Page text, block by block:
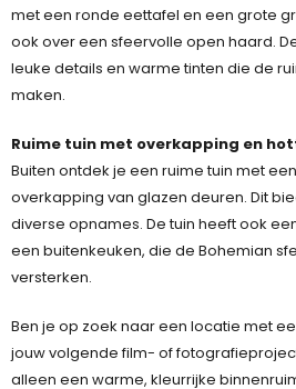
met een ronde eettafel en een grote
ook over een sfeervolle open haard.
leuke details en warme tinten die de
maken.
Ruime tuin met overkapping en
Buiten ontdek je een ruime tuin met
overkapping van glazen deuren. Dit
diverse opnames. De tuin heeft ook
een buitenkeuken, die de Bohemian
versterken.
Ben je op zoek naar een locatie met
jouw volgende film- of
alleen een warme, kleurrijke